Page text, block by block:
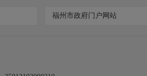
福州市政府门户网站